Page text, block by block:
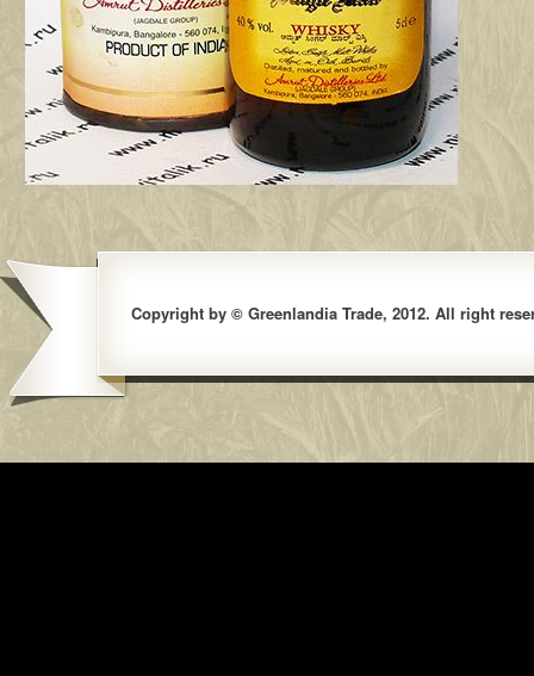
Copyright by © Greenlandia Trade, 2012. All right